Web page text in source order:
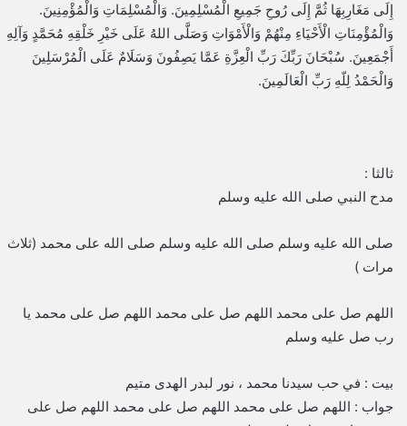
إِلَى مَغَارِبِهَا ثُمَّ إِلَى رُوحِ جَمِيعِ الْمُسْلِمِينَ. وَالْمُسْلِمَاتِ وَالْمُؤْمِنِينَ.
وَالْمُؤْمِنَاتِ الْأَحْيَاءِ مِنْهُمْ وَالْأَمْوَاتِ وَصَلَّى اللهُ عَلَى خَيْرِ خَلْقِهِ مُحَمَّدٍ وَآلِهِ
أَجْمَعِينَ. سُبْحَانَ رَبِّكَ رَبِّ الْعِزَّةِ عَمَّا يَصِفُونَ وَسَلَامٌ عَلَى الْمُرْسَلِينَ
وَالْحَمْدُ لِلّهِ رَبِّ الْعَالَمِينَ.
ثالثا :
مدح النبي صلى الله عليه وسلم
صلى الله عليه وسلم صلى الله عليه وسلم صلى الله على محمد (ثلاث
مرات )
اللهم صل على محمد اللهم صل على محمد اللهم صل على محمد يا
رب صل عليه وسلم
بيت : في حب سيدنا محمد ، نور لبدر الهدى متيم
جواب : اللهم صل على محمد اللهم صل على محمد اللهم صل على